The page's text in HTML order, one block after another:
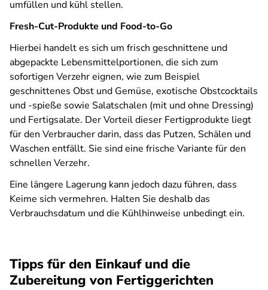
umfüllen und kühl stellen.
Fresh-Cut-Produkte und Food-to-Go
Hierbei handelt es sich um frisch geschnittene und
abgepackte Lebensmittelportionen, die sich zum
sofortigen Verzehr eignen, wie zum Beispiel
geschnittenes Obst und Gemüse, exotische Obstcocktails
und -spieße sowie Salatschalen (mit und ohne Dressing)
und Fertigsalate. Der Vorteil dieser Fertigprodukte liegt
für den Verbraucher darin, dass das Putzen, Schälen und
Waschen entfällt. Sie sind eine frische Variante für den
schnellen Verzehr.
Eine längere Lagerung kann jedoch dazu führen, dass
Keime sich vermehren. Halten Sie deshalb das
Verbrauchsdatum und die Kühlhinweise unbedingt ein.
Tipps für den Einkauf und die
Zubereitung von Fertiggerichten